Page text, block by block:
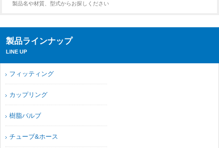
製品名や材質、型式からお探しください
製品ラインナップ
LINE UP
フィッティング
カップリング
樹脂バルブ
チューブ&ホース